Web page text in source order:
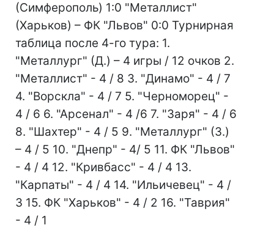
(Симферополь) 1:0 "Металлист"
(Харьков) – ФК "Львов" 0:0 Турнирная
таблица после 4-го тура: 1.
"Металлург" (Д.) – 4 игры / 12 очков 2.
"Металлист" - 4 / 8 3. "Динамо" - 4 / 7
4. "Ворскла" - 4 / 7 5. "Черноморец" -
4 / 6 6. "Арсенал" - 4 /6 7. "Заря" - 4 / 6
8. "Шахтер" - 4 / 5 9. "Металлург" (З.)
– 4 / 5 10. "Днепр" - 4/ 5 11. ФК "Львов"
- 4 / 4 12. "Кривбасс" - 4 / 4 13.
"Карпаты" - 4 / 4 14. "Ильичевец" - 4 /
3 15. ФК "Харьков" - 4 / 2 16. "Таврия"
- 4 / 1